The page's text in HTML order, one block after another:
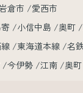
倉市
愛西市
小信中島 奥町
東海道本線 名
今伊勢 江南 奥町